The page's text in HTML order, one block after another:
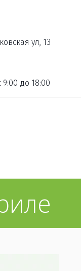
ул, 13
9:00 до 18:00